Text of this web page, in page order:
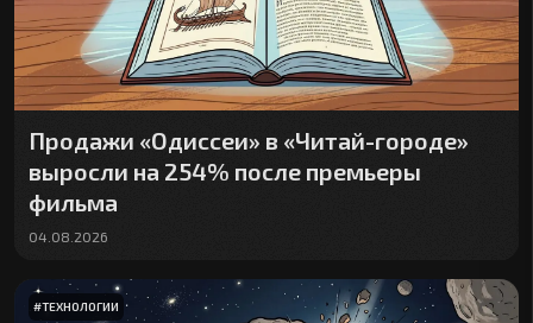
Продажи «Одиссеи» в «Читай-городе»
выросли на 254% после премьеры
фильма
04.08.2026
#ТЕХНОЛОГИИ